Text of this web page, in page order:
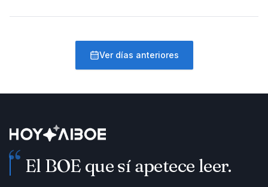
Ver días anteriores
“ El BOE que sí apetece leer.